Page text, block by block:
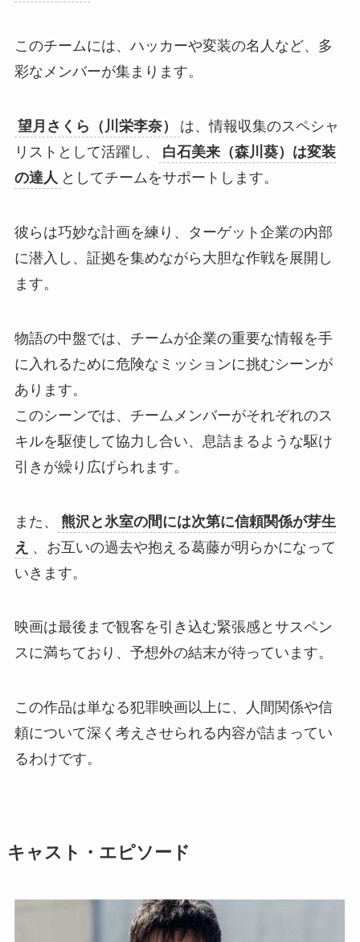
このチームには、ハッカーや変装の名人など、多
彩なメンバーが集まります。
望月さくら（川栄李奈）
は、情報収集のスペシャ
リストとして活躍し、
白石美来（森川葵）は変装
の達人 としてチームをサポートします。
彼らは巧妙な計画を練り、ターゲット企業の内部
に潜入し、証拠を集めながら大胆な作戦を展開し
ます。
物語の中盤では、チームが企業の重要な情報を手
に入れるために危険なミッションに挑むシーンが
あります。
このシーンでは、チームメンバーがそれぞれのス
キルを駆使して協力し合い、息詰まるような駆け
引きが繰り広げられます。
また、
熊沢と氷室の間には次第に信頼関係が芽生
え 、お互いの過去や抱える葛藤が明らかになって
いきます。
映画は最後まで観客を引き込む緊張感とサスペン
スに満ちており、予想外の結末が待っています。
この作品は単なる犯罪映画以上に、人間関係や信
頼について深く考えさせられる内容が詰まってい
るわけです。
キャスト・エピソード